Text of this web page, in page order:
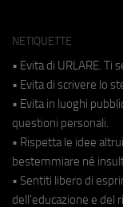
NETIQUETTE
• Evita di URLARE. Ti
• Evita di scrivere lo
• Evita in luoghi
questioni personali.
• Rispetta le idee
bestemmiare né
• Sentiti libero di
dell'educazione e del